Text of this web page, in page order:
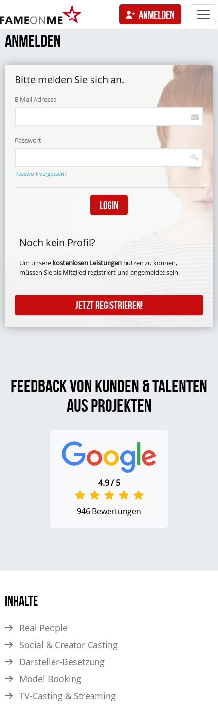
ANMELDEN
ANMELDEN
Bitte melden Sie sich an.
E-Mail Adresse
Passwort
Passwort vergessen?
Login
Noch kein Profil?
Um unsere kostenlosen Leistungen nutzen zu können,
müssen Sie als Mitglied registriert und angemeldet sein.
Jetzt Registrieren!
Feedback von Kunden & Talenten
aus Projekten
4.9 / 5
946 Bewertungen
Inhalte
Real People
Social & Creator Casting
Darsteller­-Besetzung
Model Booking
TV-Casting & Streaming